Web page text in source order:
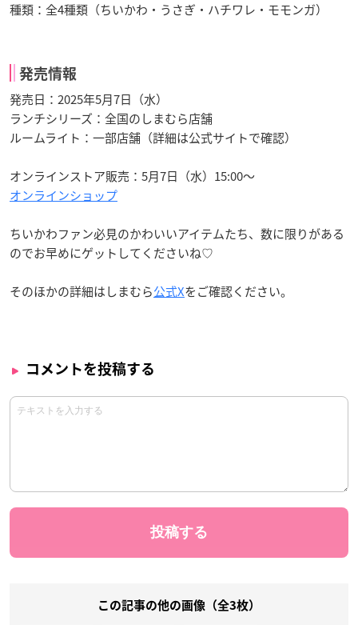
種類：全4種類（ちいかわ・うさぎ・ハチワレ・モモンガ）
発売情報
発売日：2025年5月7日（水）
ランチシリーズ：全国のしまむら店舗
ルームライト：一部店舗（詳細は公式サイトで確認）
オンラインストア販売：5月7日（水）15:00～
オンラインショップ
ちいかわファン必見のかわいいアイテムたち、数に限りがある
のでお早めにゲットしてくださいね♡
そのほかの詳細はしまむら公式Xをご確認ください。
コメントを投稿する
この記事の他の画像（全3枚）